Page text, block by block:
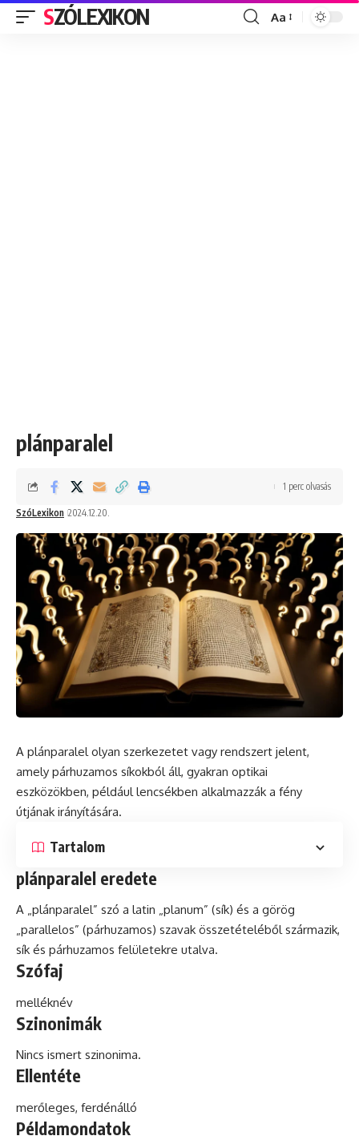
SZÓLEXIKON
Font
Aa
plánparalel
SzóLexikon 2024.12.20.
1 perc olvasás
A plánparalel olyan szerkezetet vagy rendszert jelent,
amely párhuzamos síkokból áll, gyakran optikai
eszközökben, például lencsékben alkalmazzák a fény
útjának irányítására.
Tartalom
plánparalel eredete
A „plánparalel” szó a latin „planum” (sík) és a görög
„parallelos” (párhuzamos) szavak összetételéből származik,
sík és párhuzamos felületekre utalva.
Szófaj
melléknév
Szinonimák
Nincs ismert szinonima.
Ellentéte
merőleges, ferdénálló
Példamondatok